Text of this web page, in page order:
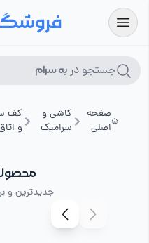
جستجو در به سرام
صفحه
اصلی
کاشی و
سرامیک
کف
و
جدیدترین و